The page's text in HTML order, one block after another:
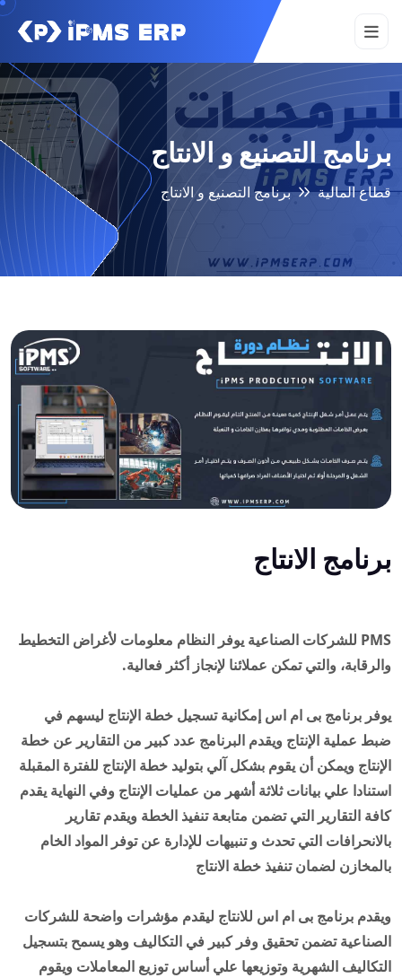
برنامج التصنيع و الانتاج
قطاع المالية برنامج التصنيع و الانتاج
برنامج الانتاج
PMS للشركات الصناعية يوفر النظام معلومات لأغراض التخطيط
والرقابة، والتي تمكن عملائنا لإنجاز أكثر فعالية.
يوفر برنامج بى ام اس إمكانية تسجيل خطة الإنتاج ليسهم في
ضبط عملية الإنتاج ويقدم البرنامج عدد كبير من التقارير عن خطة
الإنتاج ويمكن أن يقوم بشكل آلي بتوليد خطة الإنتاج للفترة المقبلة
استنادا علي بيانات ثلاثة أشهر من عمليات الإنتاج وفي النهاية يقدم
كافة التقارير التي تضمن متابعة تنفيذ الخطة ويقدم تقارير
بالانحرافات التي تحدث و تنبيهات للإدارة عن توفر المواد الخام
بالمخازن لضمان تنفيذ خطة الانتاج
ويقدم برنامج بى ام اس للانتاج ليقدم مؤشرات واضحة للشركات
الصناعية تضمن تحقيق وفر كبير في التكاليف وهو يسمح بتسجيل
التكاليف الشهرية وتوزيعها علي أساس توزيع المعاملات ويقوم